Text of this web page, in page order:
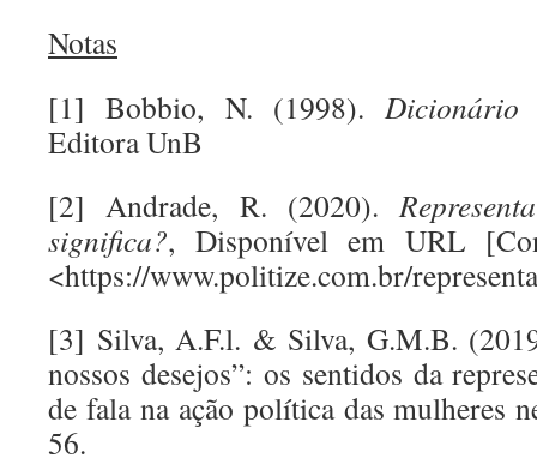
Notas
[1] Bobbio, N. (1998).
Editora UnB
[2] Andrade, R. (2020).
significa?, Disponível em URL
<https://www.politize.com.br/
[3] Silva, A.F.l. & Silva, G.M.B.
nossos desejos”: os sentidos da
de fala na ação política das mulheres
56.